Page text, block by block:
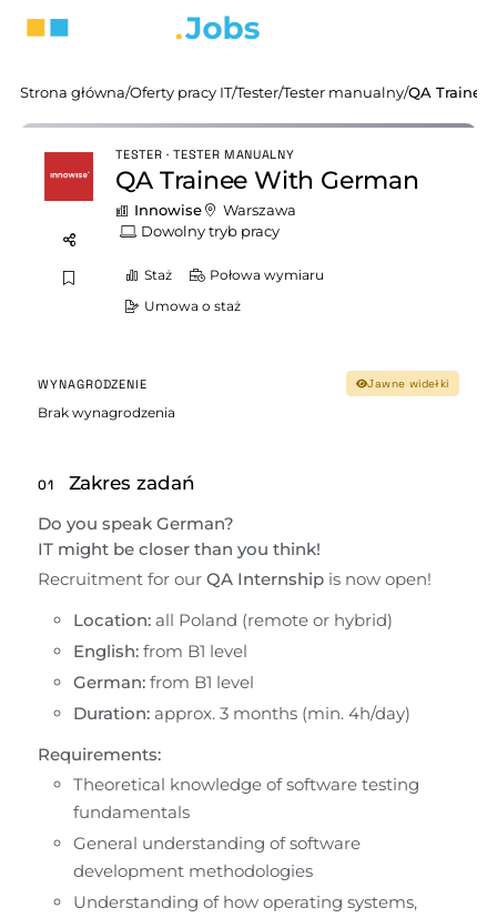
Strona główna/Oferty pracy IT/Tester/Tester manualny/QA
TESTER · TESTER MANUALNY
QA Trainee With German
Innowise
Warszawa
Dowolny tryb pracy
Staż
Połowa wymiaru
Umowa o staż
WYNAGRODZENIE Jawne widełki
Brak wynagrodzenia
01 Zakres zadań
Do you speak German?
IT might be closer than you think!
Recruitment for our QA Internship is now open!
Location: all Poland (remote or hybrid)
English: from B1 level
German: from B1 level
Duration: approx. 3 months (min. 4h/day)
Requirements:
Theoretical knowledge of software testing
fundamentals
General understanding of software
development methodologies
Understanding of how operating systems,